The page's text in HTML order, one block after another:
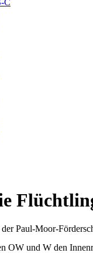
C
Paul-Moor-
OW und W den